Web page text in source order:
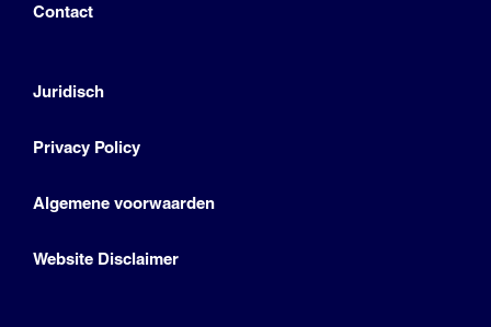
Contact
Juridisch
Privacy Policy
Algemene voorwaarden
Website Disclaimer